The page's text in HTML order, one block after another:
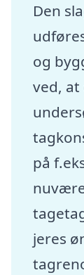
Den
og
ved, at
på
jeres